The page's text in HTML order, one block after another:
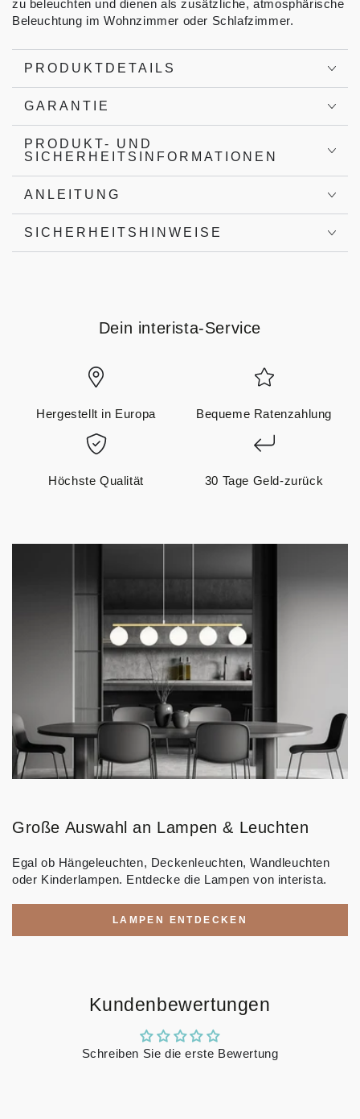
zu beleuchten und dienen als zusätzliche, atmosphärische
Beleuchtung im Wohnzimmer oder Schlafzimmer.
PRODUKTDETAILS
GARANTIE
PRODUKT- UND
SICHERHEITSINFORMATIONEN
ANLEITUNG
SICHERHEITSHINWEISE
Dein interista-Service
Hergestellt in Europa Bequeme Ratenzahlung
Höchste Qualität 30 Tage Geld-zurück
Große Auswahl an Lampen & Leuchten
Egal ob Hängeleuchten, Deckenleuchten, Wandleuchten
oder Kinderlampen. Entdecke die Lampen von interista.
LAMPEN ENTDECKEN
Kundenbewertungen
Schreiben Sie die erste Bewertung